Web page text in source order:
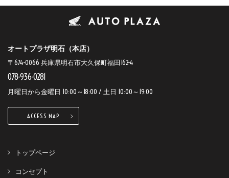
オートプラザ明石（本店）
〒674-0066 兵庫県明石市大久保町福田162-4
078-936-0281
月曜日から金曜日 10:00～18:00 / 土日 10:00～19:00
ACCESS MAP
トップページ
コンセプト